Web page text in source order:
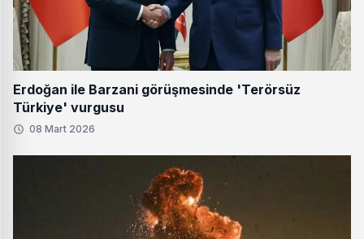
Erdoğan ile Barzani görüşmesinde 'Terörsüz
Türkiye' vurgusu
08 Mart 2026